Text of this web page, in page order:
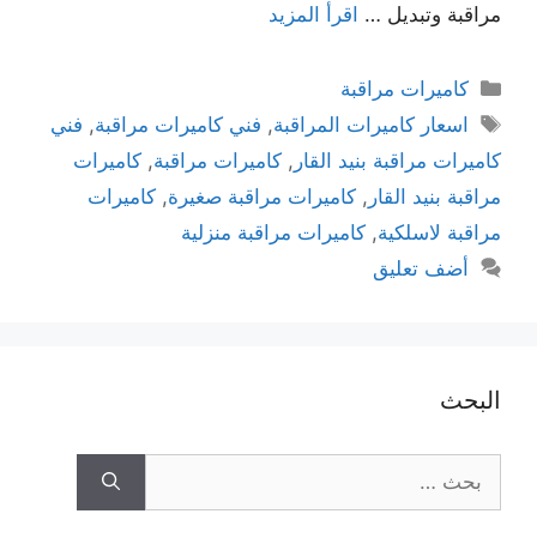
مراقبة وتبديل … اقرأ المزيد
كاميرات مراقبة
اسعار كاميرات المراقبة, فني كاميرات مراقبة, فني
كاميرات مراقبة بنيد القار , كاميرات مراقبة, كاميرات
مراقبة بنيد القار , كاميرات مراقبة صغيرة, كاميرات
مراقبة لاسلكية, كاميرات مراقبة منزلية
أضف تعليق
البحث